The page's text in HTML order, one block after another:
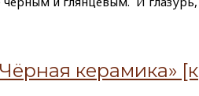
керамика»